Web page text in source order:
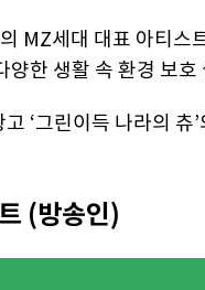
MZ세대 대표 아티스
양한 생활 속 환경 보
‘그린이득 나라의
(방송인)